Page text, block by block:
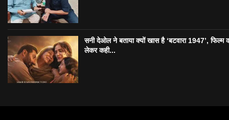
सनी देओल ने बताया क्यों खास है ‘बटवारा 1947’, फिल्म
लेकर कही...